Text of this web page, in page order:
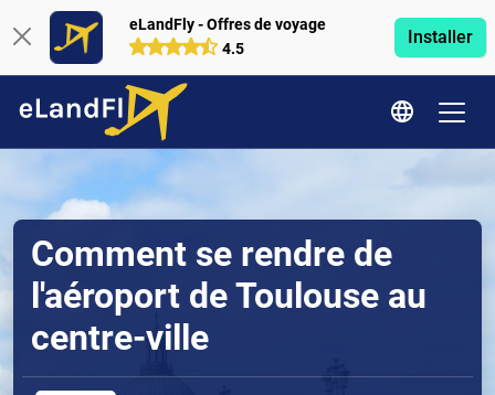
eLandFly - Offres de voyage
4.5
Installer
Comment se rendre de
l'aéroport de Toulouse au
centre-ville